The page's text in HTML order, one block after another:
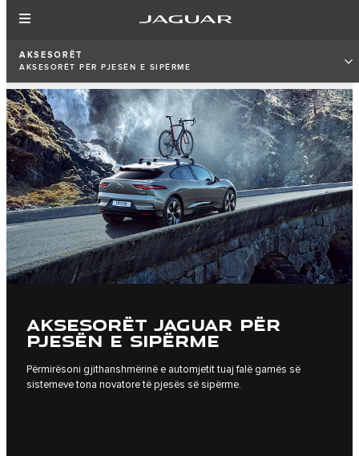
AKSESORËT
AKSESORËT PËR PJESËN E SIPËRME
AKSESORËT JAGUAR PËR
PJESËN E SIPËRME
Përmirësoni gjithanshmërinë e automjetit tuaj falë gamës së
sistemeve tona novatore të pjesës së sipërme.